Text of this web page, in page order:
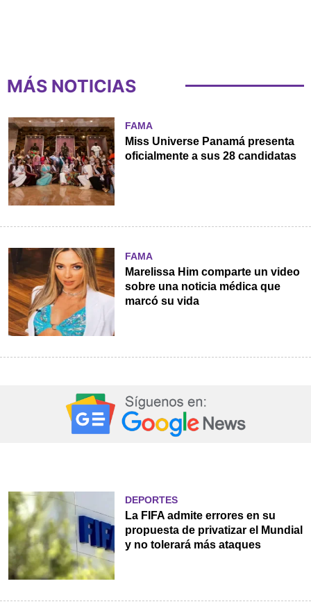
MÁS NOTICIAS
FAMA
Miss Universe Panamá presenta
oficialmente a sus 28 candidatas
FAMA
Marelissa Him comparte un video
sobre una noticia médica que
marcó su vida
DEPORTES
La FIFA admite errores en su
propuesta de privatizar el Mundial
y no tolerará más ataques